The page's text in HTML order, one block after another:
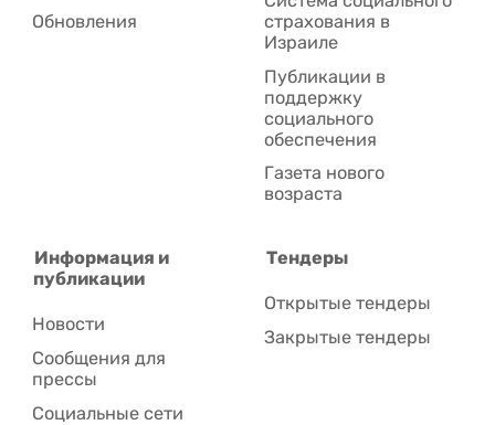
Обновления
страхования в
Израиле
Публикации в
поддержку
социального
обеспечения
Газета нового
возраста
Информация и
публикации
Новости
Сообщения для
прессы
Социальные сети
Тендеры
Открытые тендеры
Закрытые тендеры